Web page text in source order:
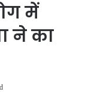
में
ने का